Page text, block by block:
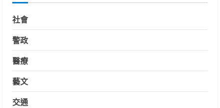
社會
警政
醫療
藝文
交通